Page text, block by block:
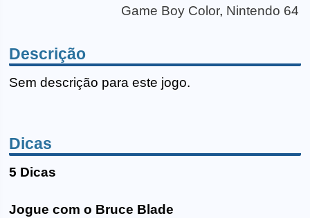
Game Boy Color, Nintendo 64
Descrição
Sem descrição para este jogo.
Dicas
5 Dicas
Jogue com o Bruce Blade